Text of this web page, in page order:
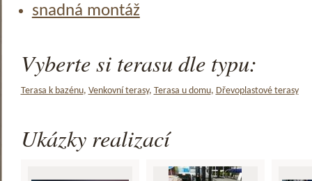
snadná montáž
Vyberte si terasu dle typu:
Terasa k bazénu, Venkovní terasy, Terasa u domu, Dřevoplastové terasy
Ukázky realizací